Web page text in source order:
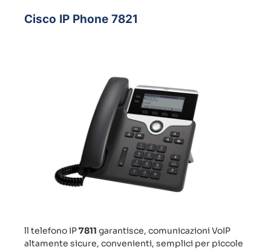
Cisco IP Phone 7821
ll telefono IP7811 garantisce, comunicazioni VoIP
altamente sicure, convenienti, semplici per piccole